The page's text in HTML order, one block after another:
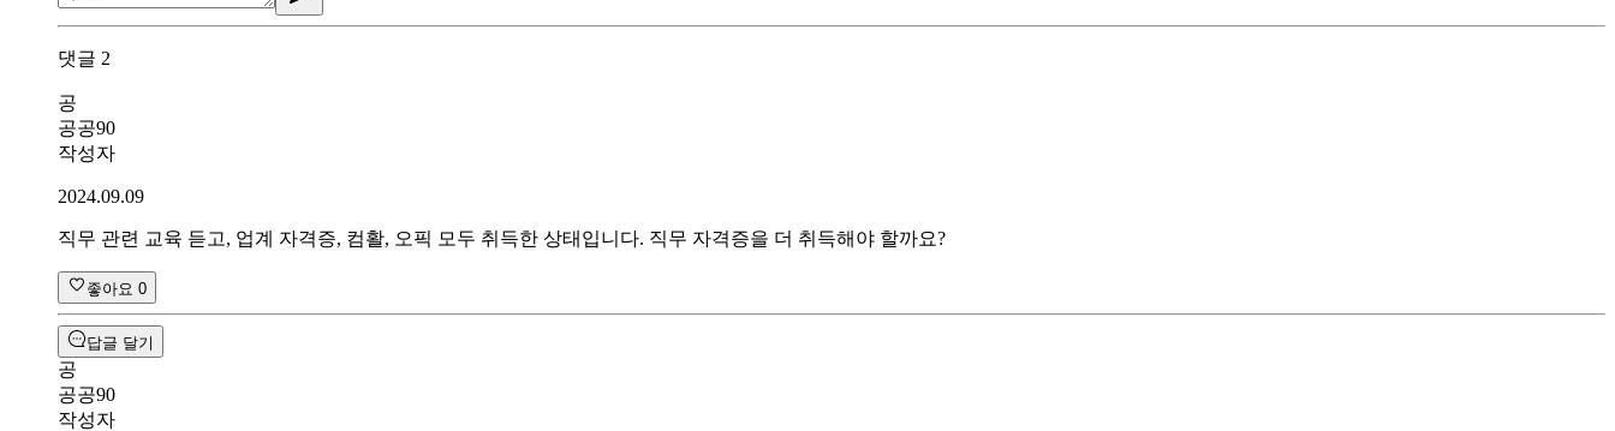
댓글 2
공
공공90
작성자
2024.09.09
직무 관련 교육 듣고, 업계 자격증, 컴활, 오픽 모두 취득한 상태입니다. 직무 자격증을 더 취득해야 할까요?
좋아요 0
답글 달기
공
공공90
작성자